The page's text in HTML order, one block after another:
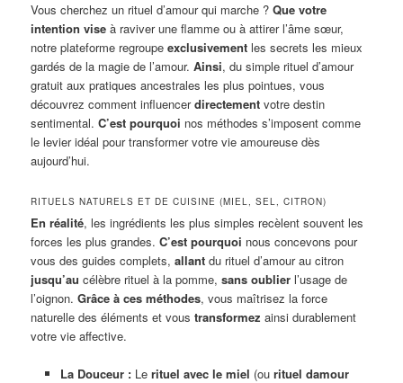
Vous cherchez un rituel d’amour qui marche ?Que votre
intention vise à raviver une flamme ou à attirer l’âme sœur,
notre plateforme regroupeexclusivement les secrets les mieux
gardés de la magie de l’amour.Ainsi, du simple rituel d’amour
gratuit aux pratiques ancestrales les plus pointues, vous
découvrez comment influencerdirectement votre destin
sentimental.C’est pourquoi nos méthodes s’imposent comme
le levier idéal pour transformer votre vie amoureuse dès
aujourd’hui.
RITUELS NATURELS ET DE CUISINE (MIEL, SEL, CITRON)
En réalité, les ingrédients les plus simples recèlent souvent les
forces les plus grandes.C’est pourquoi nous concevons pour
vous des guides complets,allant du rituel d’amour au citron
jusqu’au célèbre rituel à la pomme,sans oublier l’usage de
l’oignon.Grâce à ces méthodes, vous maîtrisez la force
naturelle des éléments et voustransformez ainsi durablement
votre vie affective.
La Douceur :Le rituel avec le miel (ou rituel damour